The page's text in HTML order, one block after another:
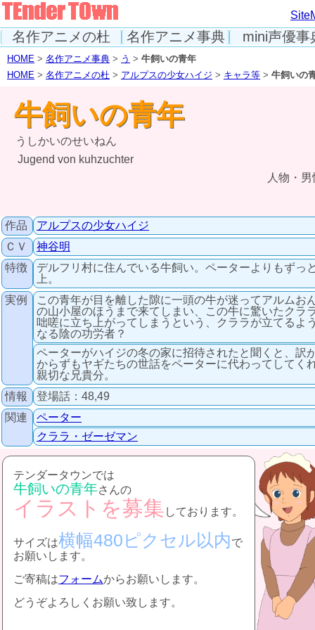
名作アニメの杜 名作アニメ事典 mini声優事
HOME > 名作アニメ事典 > う > 牛飼いの青年
HOME > 名作アニメの杜 > アルプスの少女ハイジ > キャラ等 > 牛飼いの
牛飼いの青年
うしかいのせいねん
Jugend von kuhzuchter
人物・男
作品
アルプスの少女ハイジ
ＣＶ
神谷明
特徴
デルフリ村に住んでいる牛飼い。ペーターよりもずっ
上。
実例
この青年が目を離した隙に一頭の牛が迷ってアルムお
の山小屋のほうまで来てしまい、この牛に驚いたクラ
咄嗟に立ち上がってしまうという、クララが立てるよ
なる陰の功労者？
ペーターがハイジの冬の家に招待されたと聞くと、訳
からずもヤギたちの世話をペーターに代わってしてく
親切な兄貴分。
情報
登場話：48,49
関連
ペーター
クララ・ゼーゼマン
テンダータウンでは
牛飼いの青年さんの
イラストを募集 しております。
サイズは横幅480ピクセル以内で
お願いします。
ご寄稿はフォームからお願いします。
どうぞよろしくお願い致します。